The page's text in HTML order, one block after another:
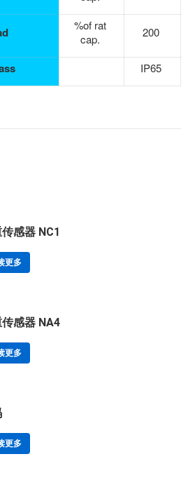
%of rat
cap.
200
IP65
感器 NC1
更多
感器 NA4
更多
更多